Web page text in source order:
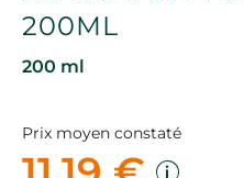
200ML
200 ml
Prix moyen constaté